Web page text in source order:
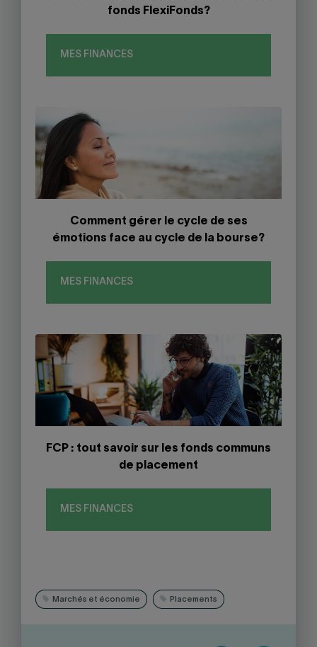
fonds FlexiFonds?
MES FINANCES
Comment gérer le cycle de ses
émotions face au cycle de la bourse?
MES FINANCES
FCP : tout savoir sur les fonds communs
de placement
MES FINANCES
Marchés et économie Placements